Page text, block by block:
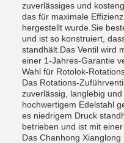
zuverlässiges und
das für maximale
hergestellt wurde.Sie
und ist so konstruiert,
standhält.Das Ventil wird
einer 1-Jahres-Garantie
Wahl für Rotolok-
Das Rotations-
zuverlässig, langlebig
hochwertigem Edelstahl
es niedrigem Druck
betrieben und ist mit
Das Chanhong